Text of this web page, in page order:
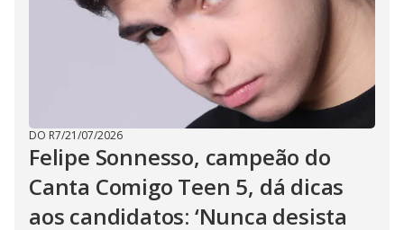
DO R7/21/07/2026
Felipe Sonnesso, campeão do
Canta Comigo Teen 5, dá dicas
aos candidatos: ‘Nunca desista